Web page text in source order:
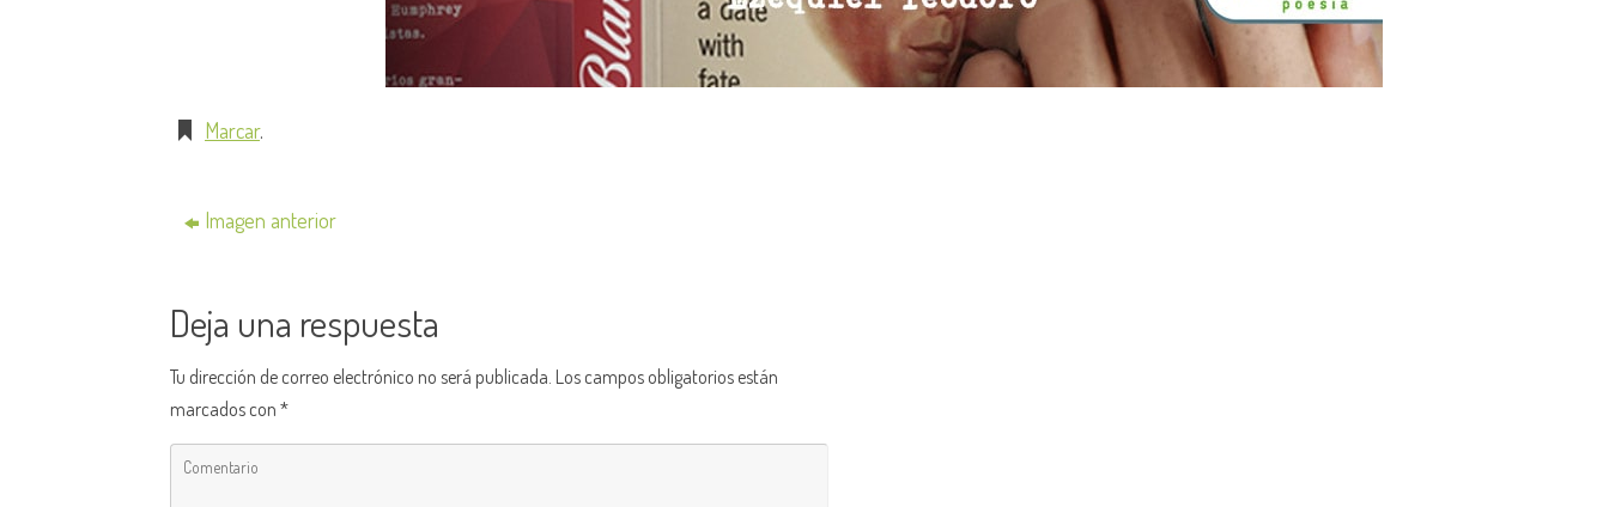
Marcar.
Imagen anterior
Deja una respuesta
Tu dirección de correo electrónico no será publicada. Los campos obligatorios están
marcados con*